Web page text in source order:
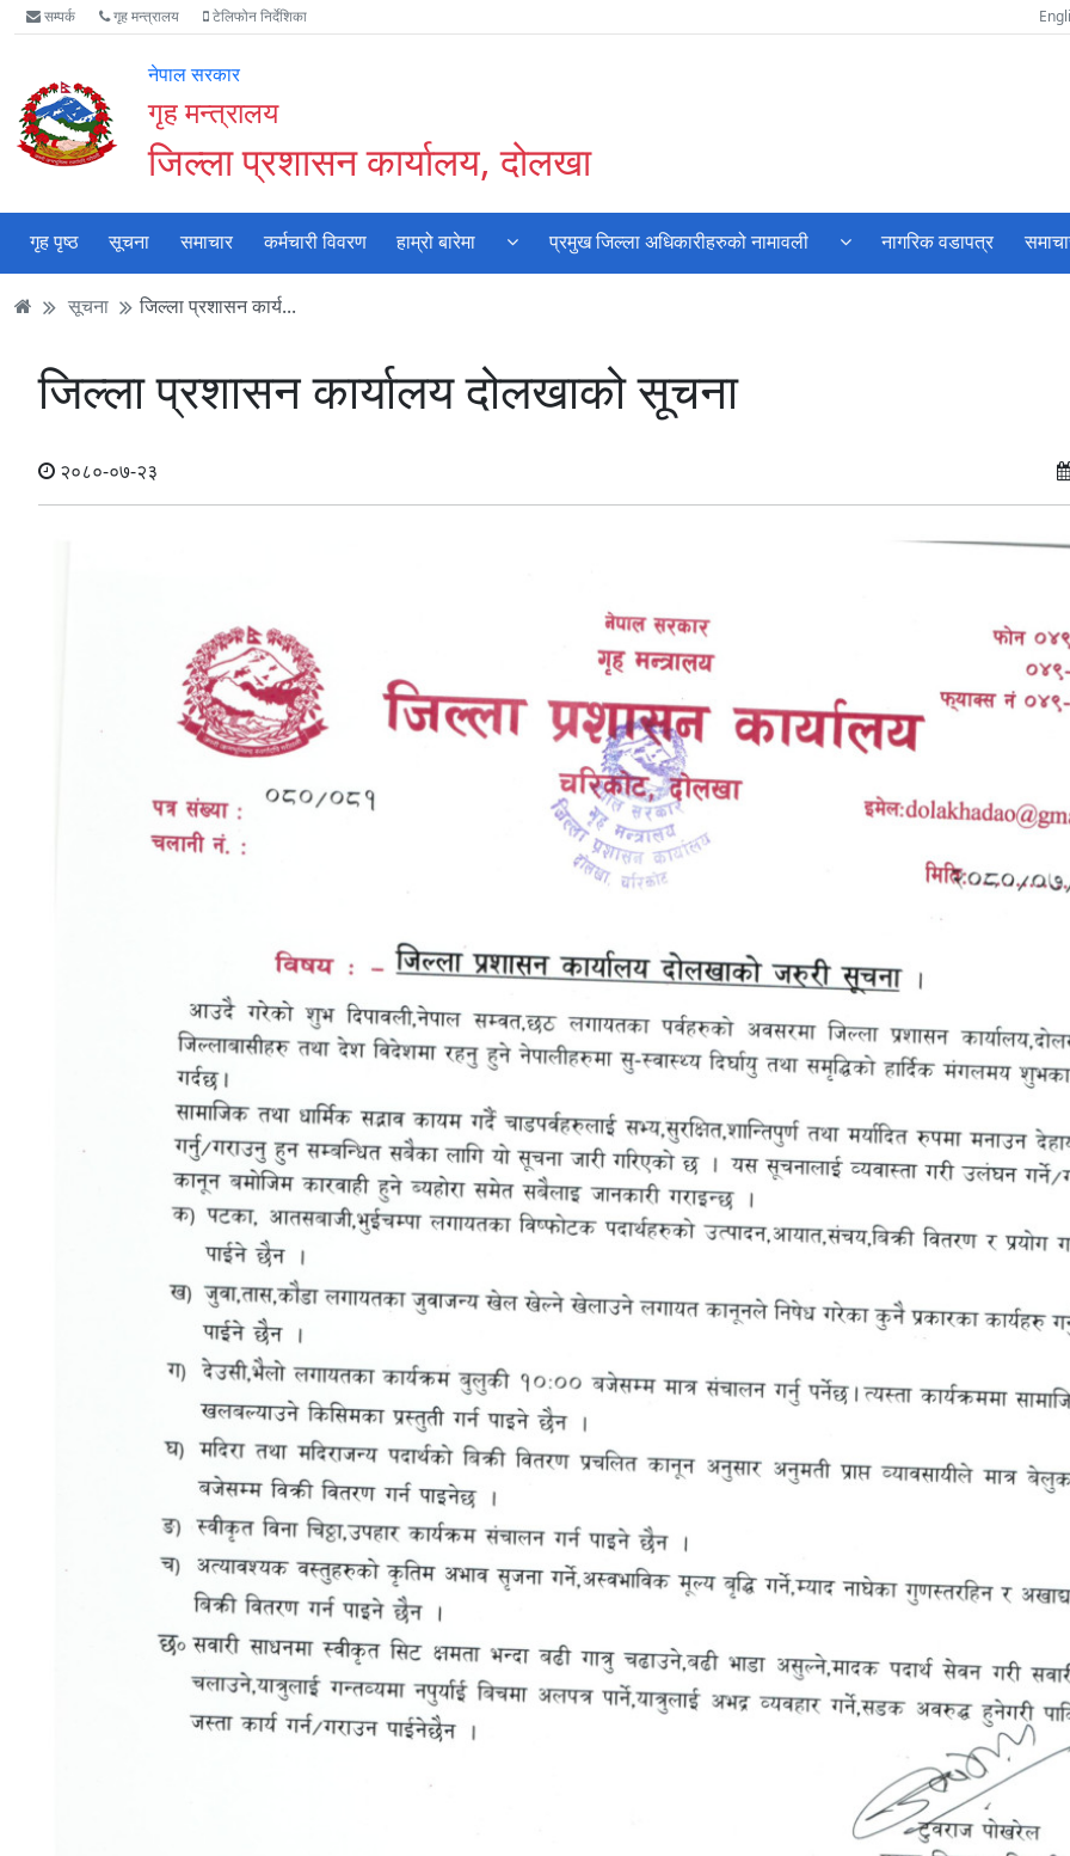
Accessibility
Mode
गर्नुहोस्
मुख्य
सामाग्री
मुख्य
नेभिगेसन
वेबसाइट
खोजमा
सम्पर्क गृह मन्त्रालय टेलिफोन निर्देशिका
नेपाल सरकार
गृह मन्त्रालय
जिल्ला प्रशासन कार्यालय, दोलखा
गृह पृष्ठ सूचना समाचार कर्मचारी विवरण हाम्रो बारेमा प्रमुख जिल्ला अधिकारीहरुको नामावली नागरिक वडापत्र
सूचना जिल्ला प्रशासन कार्य...
जिल्ला प्रशासन कार्यालय दोलखाको सूचना
२०८०-०७-२३